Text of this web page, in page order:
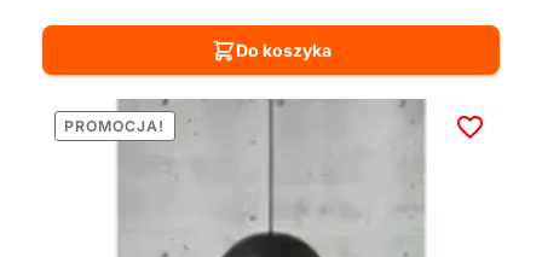
Do koszyka
PROMOCJA!